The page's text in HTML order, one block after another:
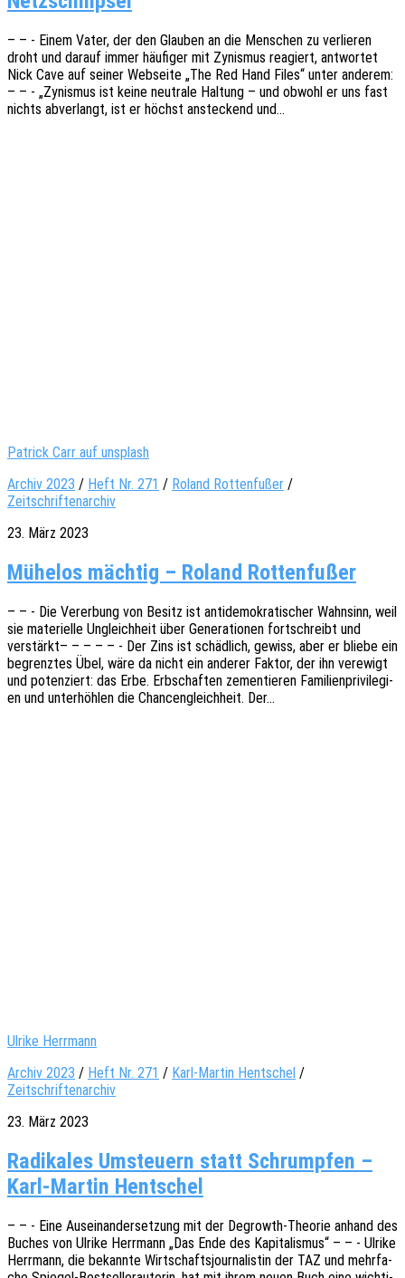
– – - Einem Vater, der den Glau­ben an die Menschen zu verlie­ren
droht und darauf immer häufi­ger mit Zynis­mus reagiert, antwor­tet
Nick Cave auf seiner Websei­te „The Red Hand Files“ unter ande­rem:
– – - „Zynis­mus ist keine neutra­le Haltung – und obwohl er uns fast
nichts abver­langt, ist er höchst anste­ckend und…
Patrick Carr auf unsplash
Archiv 2023 / Heft Nr. 271 / Roland Rottenfußer /
Zeitschriftenarchiv
23. März 2023
Mühelos mächtig – Roland Rottenfußer
– – - Die Verer­bung von Besitz ist anti­de­mo­kra­ti­scher Wahn­sinn, weil
sie mate­ri­el­le Ungleich­heit über Gene­ra­tio­nen fort­schreibt und
verstärkt– – – – – - Der Zins ist schäd­lich, gewiss, aber er bliebe ein
begrenz­tes Übel, wäre da nicht ein ande­rer Faktor, der ihn verewigt
und poten­ziert: das Erbe. Erbschaf­ten zemen­tie­ren Fami­li­en­pri­vi­le­gi­
en und unter­höh­len die Chan­cen­gleich­heit. Der…
Ulrike Herrmann
Archiv 2023 / Heft Nr. 271 / Karl-Martin Hentschel /
Zeitschriftenarchiv
23. März 2023
Radikales Umsteuern statt Schrumpfen –
Karl-Martin Hentschel
– – - Eine Ausein­an­der­set­zung mit der Degrowth-Theo­rie anhand des
Buches von Ulrike Herr­mann „Das Ende des Kapi­ta­lis­mus“ – – - Ulrike
Herr­mann, die bekann­te Wirt­schafts­jour­na­lis­tin der TAZ und mehr­fa­